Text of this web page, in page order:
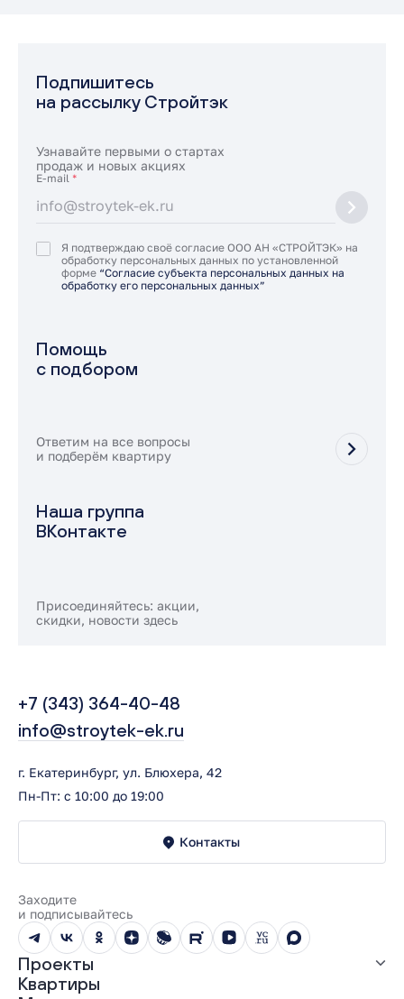
Подпишитесь
на рассылку Стройтэк
Узнавайте первыми о стартах
продаж и новых акциях
E-mail *
Я подтверждаю своё согласие ООО АН «СТРОЙТЭК» на
обработку персональных данных по установленной
форме “Согласие субъекта персональных данных на
обработку его персональных данных”
Помощь
с подбором
Ответим на все вопросы
и подберём квартиру
Наша группа
ВКонтакте
Присоединяйтесь: акции,
скидки, новости здесь
+7 (343) 364-40-48
info@stroytek-ek.ru
г. Екатеринбург, ул. Блюхера, 42
Пн-Пт: с 10:00 до 19:00
Контакты
Заходите
и подписывайтесь
Проекты
Квартиры